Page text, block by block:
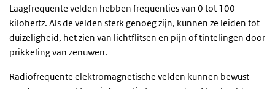
Laagfrequente velden hebben frequenties van 0 tot 100
kilohertz. Als de velden sterk genoeg zijn, kunnen ze leiden tot
duizeligheid, het zien van lichtflitsen en pijn of tintelingen door
prikkeling van zenuwen.
Radiofrequente elektromagnetische velden kunnen bewust